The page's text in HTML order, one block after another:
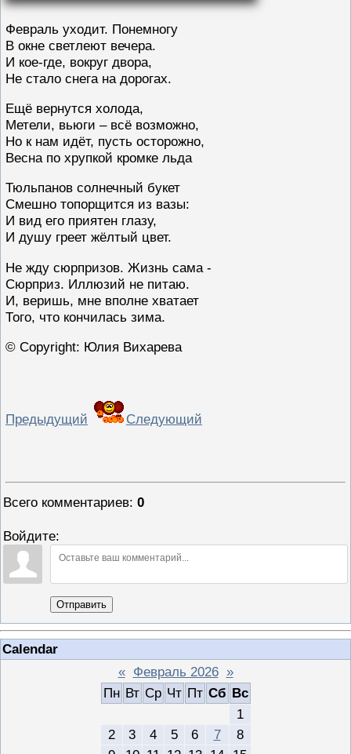
Февраль уходит. Понемногу
В окне светлеют вечера.
И кое-где, вокруг двора,
Не стало снега на дорогах.
Ещё вернутся холода,
Метели, вьюги – всё возможно,
Но к нам идёт, пусть осторожно,
Весна по хрупкой кромке льда
Тюльпанов солнечный букет
Смешно топорщится из вазы:
И вид его приятен глазу,
И душу греет жёлтый цвет.
Не жду сюрпризов. Жизнь сама -
Сюрприз. Иллюзий не питаю.
И, веришь, мне вполне хватает
Того, что кончилась зима.
© Copyright: Юлия Вихарева
Предыдущий Следующий
Всего комментариев: 0
Войдите:
Отправить
Calendar
« Февраль 2026 »
Пн Вт Ср Чт Пт Сб Вс
1
2
3 4 5 6 7
8